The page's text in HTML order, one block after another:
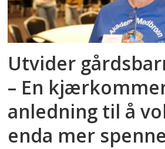
Utvider
– En
anledning til å
enda mer